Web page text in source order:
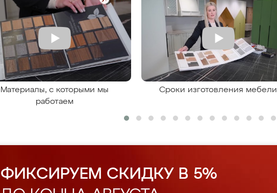
Материалы, с которыми мы
работаем
Сроки изготовления мебели
ФИКСИРУЕМ СКИДКУ В 5%